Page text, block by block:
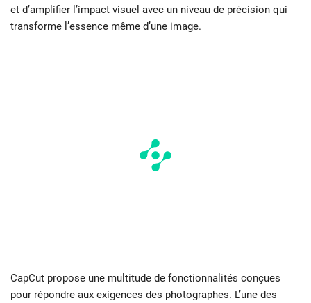
et d’amplifier l’impact visuel avec un niveau de précision qui
transforme l’essence même d’une image.
CapCut propose une multitude de fonctionnalités conçues
pour répondre aux exigences des photographes. L’une des